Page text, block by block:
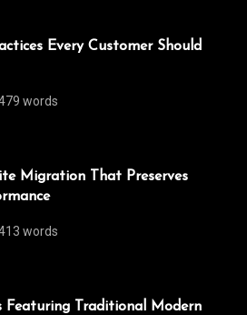
Every Customer Should
words
Migration That Preserves
words
Featuring Traditional Modern